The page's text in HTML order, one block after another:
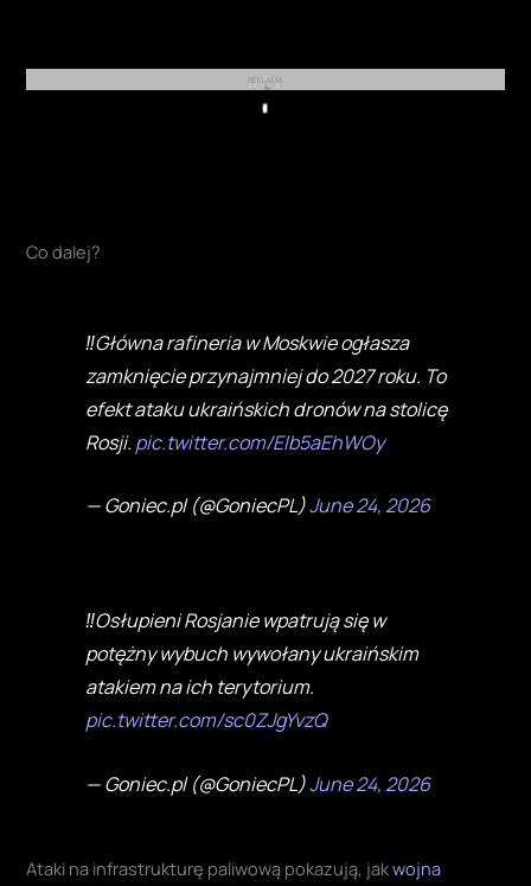
REKLAMA
Play
Co dalej?
‼️Główna rafineria w Moskwie ogłasza
zamknięcie przynajmniej do 2027 roku. To
efekt ataku ukraińskich dronów na stolicę
Rosji. pic.twitter.com/Elb5aEhWOy
— Goniec.pl (@GoniecPL)June 24, 2026
‼️Osłupieni Rosjanie wpatrują się w
potężny wybuch wywołany ukraińskim
atakiem na ich terytorium.
pic.twitter.com/sc0ZJgYvzQ
— Goniec.pl (@GoniecPL)June 24, 2026
Ataki na infrastrukturę paliwową pokazują, jakwojna